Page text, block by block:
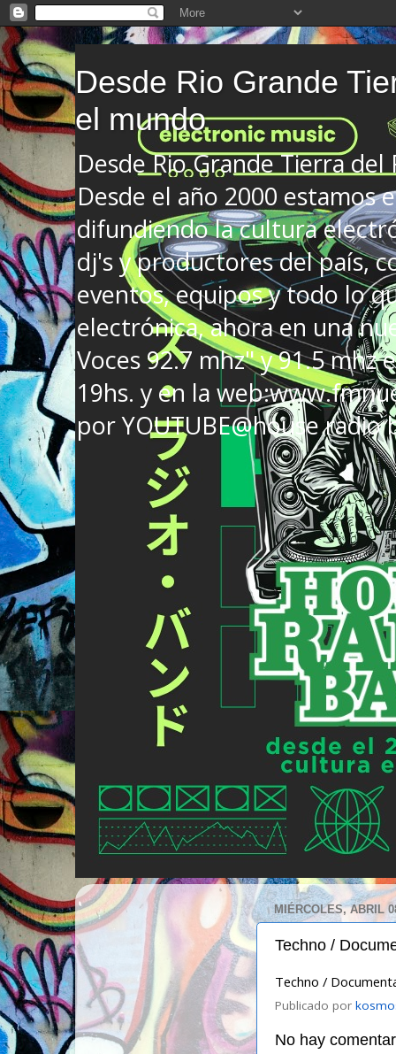
Desde Rio Grande
el mundo
Desde Rio Grande Tierra
Desde el año 2000 estamos
difundiendo la cultura
dj's y productores del país,
eventos, equipos y todo lo
electrónica, ahora en una
Voces 92.7 mhz" y 91.5 mhz
19hs. y en la
por YOUTUBE@house radio
MIÉRCOLES, ABRIL
Techno /
Techno /
Publicado por
No hay